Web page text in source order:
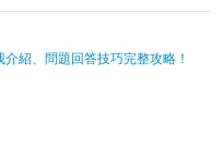
紹、問題回答技巧完整攻略！